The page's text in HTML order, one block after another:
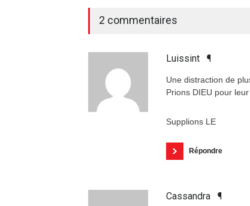
2 commentaires
Luissint ¶
Une distraction de
Prions DIEU pour leur
Supplions LE
Répondre
Cassandra ¶